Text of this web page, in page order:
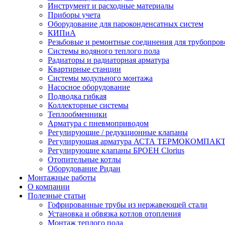
Инструмент и расходные материалы
Приборы учета
Оборудование для пароконденсатных систем
КИПиА
Резьбовые и ремонтные соединения для
Системы водяного теплого пола
Радиаторы и радиаторная арматура
Квартирные станции
Системы модульного монтажа
Насосное оборудование
Подводка гибкая
Коллекторные системы
Теплообменники
Арматура с пневмоприводом
Регулирующие / редукционные клапаны
Регулирующая арматура АСТА
Регулирующие клапаны БРОЕН Clorius
Отопительные котлы
Оборудование Ридан
Монтажные работы
О компании
Полезные статьи
Гофрированные трубы из нержавеющей стали
Установка и обвязка котлов отопления
Монтаж теплого пола